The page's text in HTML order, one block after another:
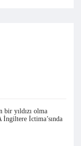
bir yıldızı olma
İctima’sında